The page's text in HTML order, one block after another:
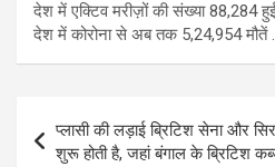
देश में एक्टिव मरीज़ों की संख्या 88,284
देश में कोरोना से अब तक 5,24,954 मौतें .
navigation
प्लासी की लड़ाई ब्रिटिश सेना और
शुरू होती है, जहां बंगाल के ब्रिटिश